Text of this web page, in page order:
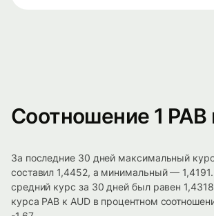
Соотношение 1 PAB
За последние 30 дней максимальный курс
составил 1,4452, а минимальный —
средний курс за 30 дней был равен
курса PAB к AUD в процентном